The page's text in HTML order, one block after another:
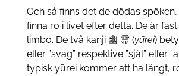
Och så finns det de dödas
finna ro i livet efter detta. De är
limbo. De två kanji 幽 霊 (yūrei)
eller ”svag” respektive ”själ” eller
typisk yūrei kommer att ha långt,